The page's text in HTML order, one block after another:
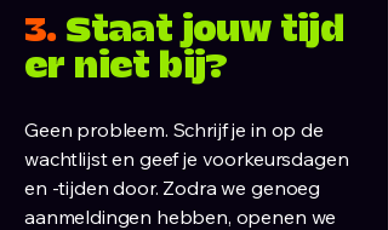
3.Staat jouw tijd
er niet bij?
Geen probleem. Schrijf je in op de
wachtlijst en geef je voorkeursdagen
en -tijden door. Zodra we genoeg
aanmeldingen hebben, openen we